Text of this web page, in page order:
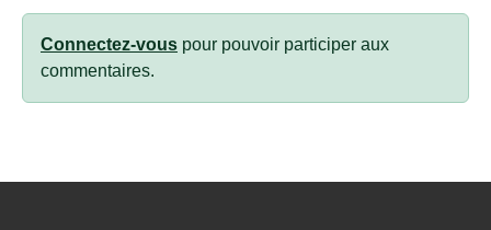
Connectez-vous pour pouvoir participer aux
commentaires.